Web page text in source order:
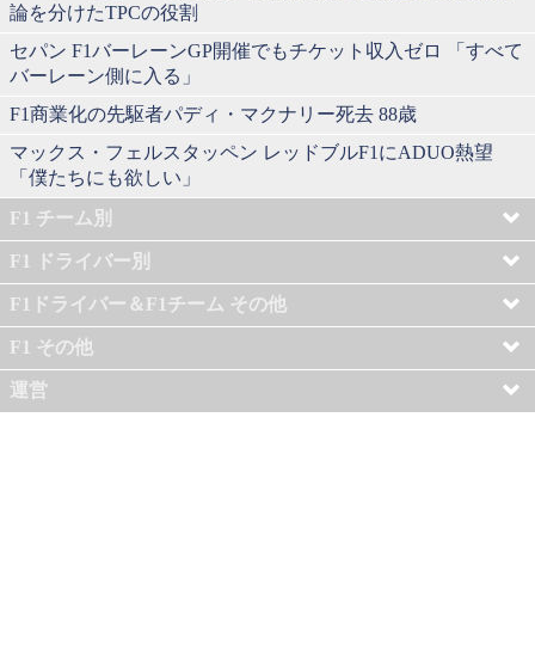
論を分けたTPCの役割
セパン F1バーレーンGP開催でもチケット収入ゼロ 「すべて
バーレーン側に入る」
F1商業化の先駆者パディ・マクナリー死去 88歳
マックス・フェルスタッペン レッドブルF1にADUO熱望
「僕たちにも欲しい」
F1 チーム別
F1 ドライバー別
F1ドライバー＆F1チーム その他
F1 その他
運営